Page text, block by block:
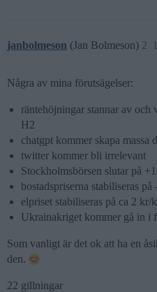
janbolmeson (Jan Bolmeson) 2
Några av mina förutsägelser:
räntehöjningar stannar av och
H2
chatgpt kommer skapa massa
twitter kommer bli irrelevant
Stockholmsbörsen slutar på
bostadspriserna stabiliseras
elpriset stabiliseras på ca 2 kr/
Ukrainakriget kommer gå in i
Som vanligt är det ok att ha en
den.
22 gillningar